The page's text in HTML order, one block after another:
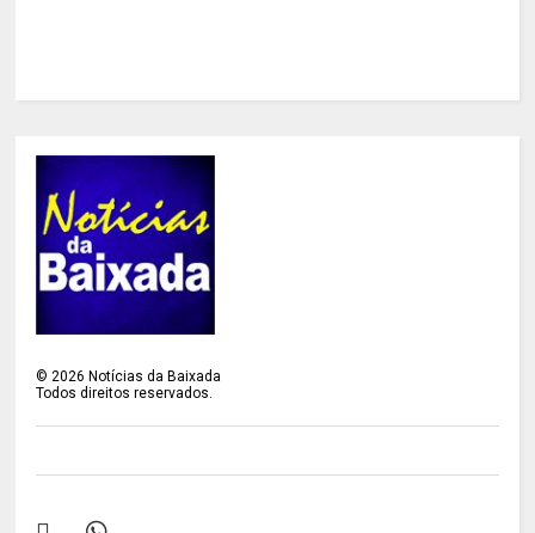
©2026 Notícias da Baixada
Todos direitos reservados.